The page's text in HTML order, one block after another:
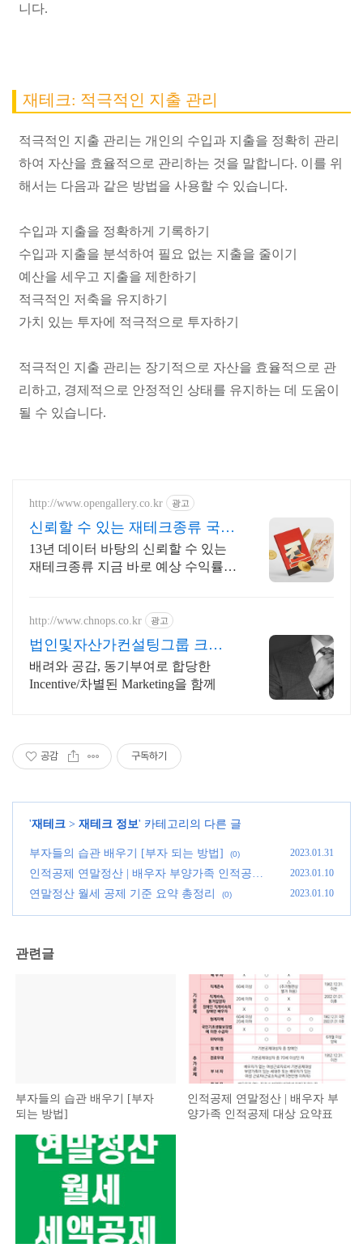
니다.
재테크: 적극적인 지출 관리
적극적인 지출 관리는 개인의 수입과 지출을 정확히 관리
하여 자산을 효율적으로 관리하는 것을 말합니다. 이를 위
해서는 다음과 같은 방법을 사용할 수 있습니다.
수입과 지출을 정확하게 기록하기
수입과 지출을 분석하여 필요 없는 지출을 줄이기
예산을 세우고 지출을 제한하기
적극적인 저축을 유지하기
가치 있는 투자에 적극적으로 투자하기
적극적인 지출 관리는 장기적으로 자산을 효율적으로 관
리하고, 경제적으로 안정적인 상태를 유지하는 데 도움이
될 수 있습니다.
http://www.opengallery.co.kr 광고
신뢰할 수 있는 재테크종류 국내
1위 아트 플랫폼
13년 데이터 바탕의 신뢰할 수 있는
재테크종류 지금 바로 예상 수익률
http://www.chnops.co.kr 광고
법인및자산가컨설팅그룹 크놉
스
배려와 공감, 동기부여로 합당한
Incentive/차별된 Marketing을 함께
공감 구독하기
'재테크 > 재테크 정보' 카테고리의 다른 글
부자들의 습관 배우기 [부자 되는 방법] (0) 2023.01.31
인적공제 연말정산 | 배우자 부양가족 인적공제
대상 요약표
(0)
2023.01.10
연말정산 월세 공제 기준 요약 총정리 (0) 2023.01.10
관련글
부자들의 습관 배우기 [부자
되는 방법]
인적공제 연말정산 | 배우자 부
양가족 인적공제 대상 요약표